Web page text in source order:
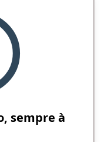
sempre à